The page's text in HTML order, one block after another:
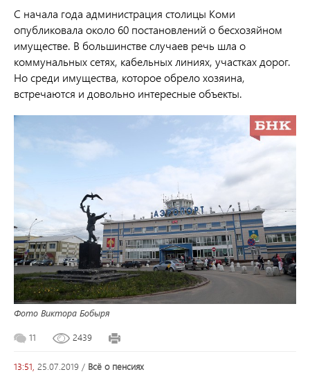
С начала года администрация столицы Коми
опубликовала около 60 постановлений о бесхозяйном
имуществе. В большинстве случаев речь шла о
коммунальных сетях, кабельных линиях, участках дорог.
Но среди имущества, которое обрело хозяина,
встречаются и довольно интересные объекты.
Фото Виктора Бобыря
11 2439
13:51, 25.07.2019 / всё о пенсиях